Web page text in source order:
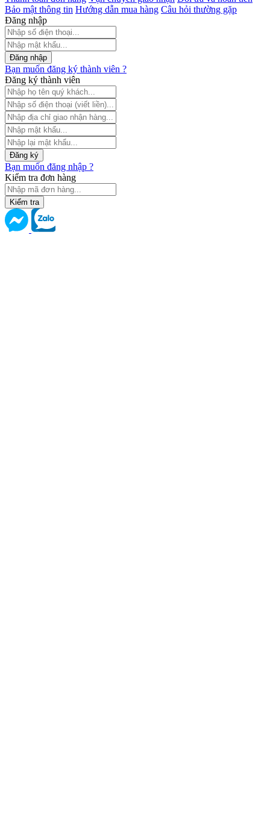
Bảo mật thông tin Hướng dẫn mua hàng Câu hỏi thường gặp
Đăng nhập
Đăng nhập
Bạn muốn đăng ký thành viên ?
Đăng ký thành viên
Đăng ký
Bạn muốn đăng nhập ?
Kiểm tra đơn hàng
Kiểm tra